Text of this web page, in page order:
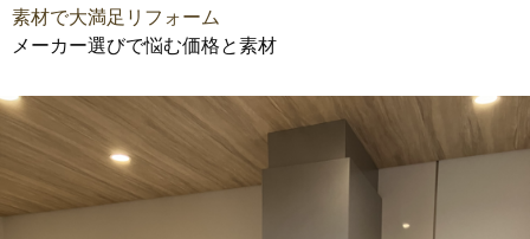
素材で大満足リフォーム
メーカー選びで悩む価格と素材